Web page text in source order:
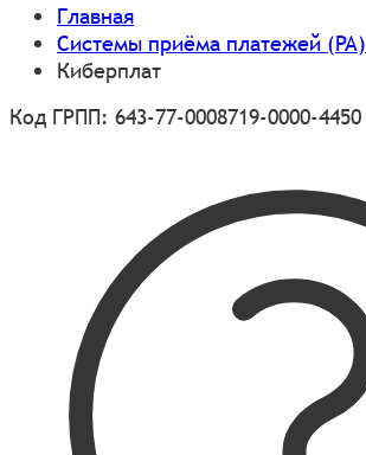
Главная
Системы приёма платежей (PA)
Киберплат
Код ГРПП: 643-77-0008719-0000-4450